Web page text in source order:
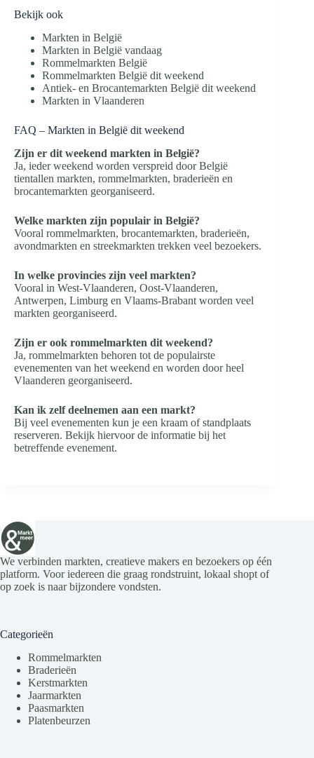
Bekijk ook
Markten in België
Markten in België vandaag
Rommelmarkten België
Rommelmarkten België dit weekend
Antiek- en Brocantemarkten België dit weekend
Markten in Vlaanderen
FAQ – Markten in België dit weekend
Zijn er dit weekend markten in België?
Ja, ieder weekend worden verspreid door België
tientallen markten, rommelmarkten, braderieën en
brocantemarkten georganiseerd.
Welke markten zijn populair in België?
Vooral rommelmarkten, brocantemarkten, braderieën,
avondmarkten en streekmarkten trekken veel bezoekers.
In welke provincies zijn veel markten?
Vooral in West-Vlaanderen, Oost-Vlaanderen,
Antwerpen, Limburg en Vlaams-Brabant worden veel
markten georganiseerd.
Zijn er ook rommelmarkten dit weekend?
Ja, rommelmarkten behoren tot de populairste
evenementen van het weekend en worden door heel
Vlaanderen georganiseerd.
Kan ik zelf deelnemen aan een markt?
Bij veel evenementen kun je een kraam of standplaats
reserveren. Bekijk hiervoor de informatie bij het
betreffende evenement.
We verbinden markten, creatieve makers en bezoekers op één
platform. Voor iedereen die graag rondstruint, lokaal shopt of
op zoek is naar bijzondere vondsten.
Categorieën
Rommelmarkten
Braderieën
Kerstmarkten
Jaarmarkten
Paasmarkten
Platenbeurzen